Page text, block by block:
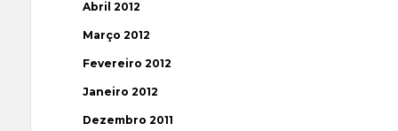
Abril 2012
Março 2012
Fevereiro 2012
Janeiro 2012
Dezembro 2011